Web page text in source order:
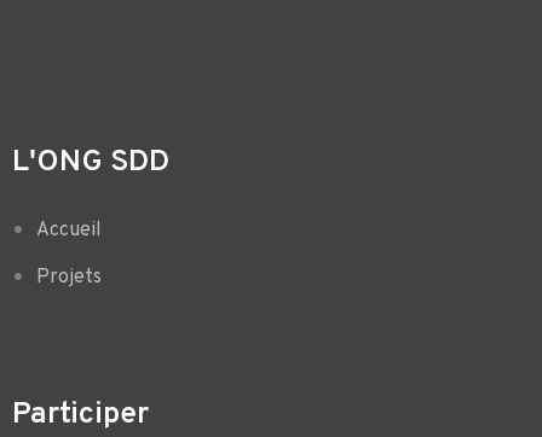
L'ONG SDD
Accueil
Projets
Participer